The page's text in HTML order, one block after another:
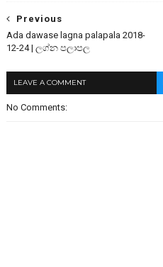
Previous
Ada dawase lagna palapala 2018-
12-24 | ලග්න පලාපල
LEAVE A COMMENT
No Comments: